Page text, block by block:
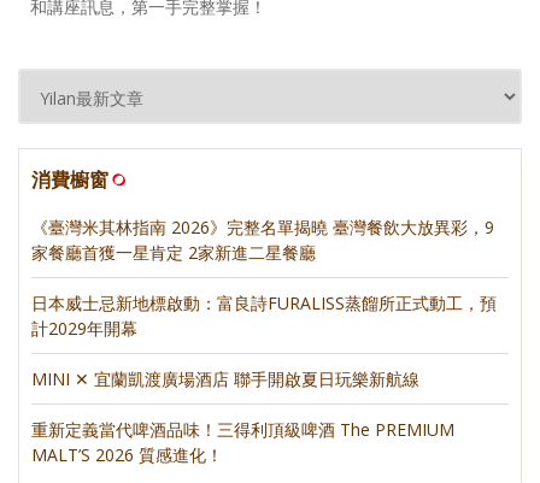
和講座訊息，第一手完整掌握！
消費櫥窗
《臺灣米其林指南 2026》完整名單揭曉 臺灣餐飲大放異彩，9
家餐廳首獲一星肯定 2家新進二星餐廳
日本威士忌新地標啟動：富良詩FURALISS蒸餾所正式動工，預
計2029年開幕
MINI ✕ 宜蘭凱渡廣場酒店 聯手開啟夏日玩樂新航線
重新定義當代啤酒品味！三得利頂級啤酒 The PREMIUM
MALT’S 2026 質感進化！